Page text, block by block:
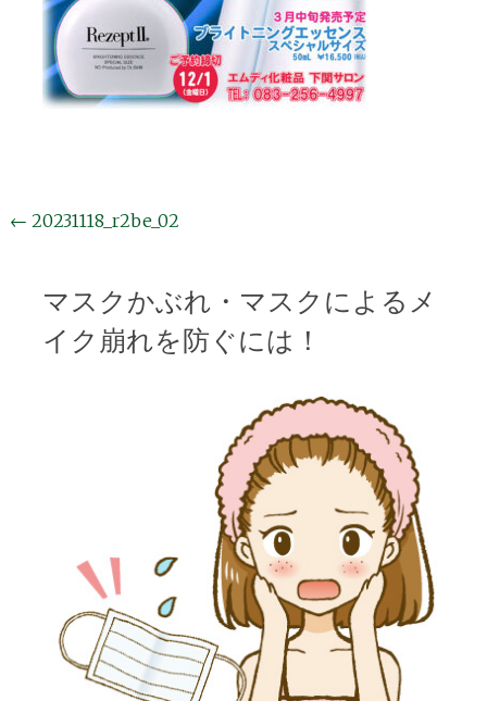
投
← 20231118_r2be_02
マスクかぶれ・マスクによるメ
イク崩れを防ぐには！